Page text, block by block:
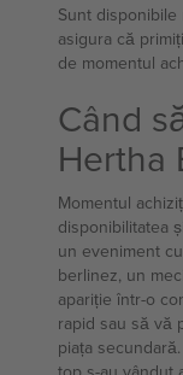
Sunt
asigura că
de momentul
Când
Hertha
Momentul
disponibilitatea
un eveniment
berlinez, un
apariție într-o
rapid sau să vă
piața